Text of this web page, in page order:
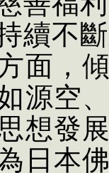
續不
面，
源空
想發
日本